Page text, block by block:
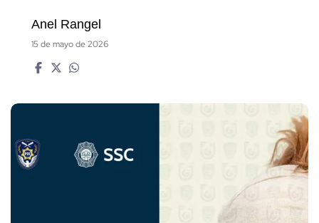
Anel Rangel
15 de mayo de 2026